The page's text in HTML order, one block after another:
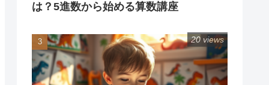
は？5進数から始める算数講座
20 views